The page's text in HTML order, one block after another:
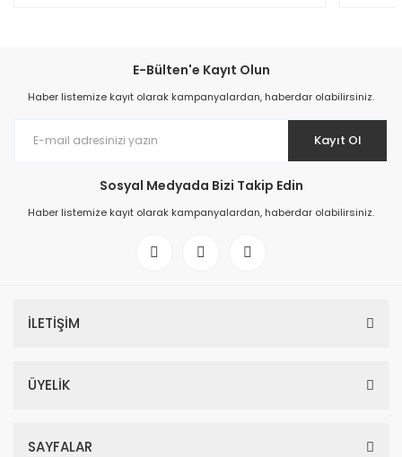
Dior Hypnotic Poison Edp Kadın Parfüm 100 Ml
11.700,00 TL
E-Bülten'e Kayıt Olun
Haber listemize kayıt olarak kampanyalardan, haberdar olabilirsiniz.
Kayıt Ol
Sosyal Medyada Bizi Takip Edin
Haber listemize kayıt olarak kampanyalardan, haberdar olabilirsiniz.
İLETİŞİM
ÜYELİK
SAYFALAR